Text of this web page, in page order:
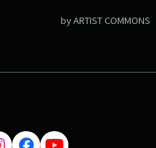
by ARTIST COMMONS